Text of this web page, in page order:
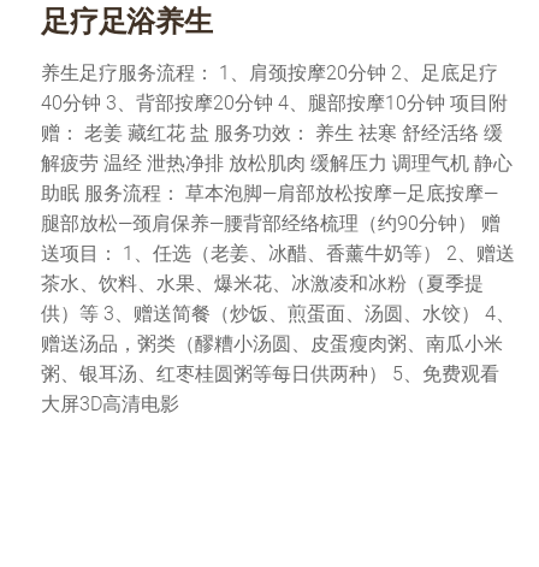
足疗足浴养生
养生足疗服务流程： 1、肩颈按摩20分钟 2、足底足疗
40分钟 3、背部按摩20分钟 4、腿部按摩10分钟 项目附
赠： 老姜 藏红花 盐 服务功效： 养生 祛寒 舒经活络 缓
解疲劳 温经 泄热净排 放松肌肉 缓解压力 调理气机 静心
助眠 服务流程： 草本泡脚—肩部放松按摩—足底按摩—
腿部放松—颈肩保养—腰背部经络梳理（约90分钟） 赠
送项目： 1、任选（老姜、冰醋、香薰牛奶等） 2、赠送
茶水、饮料、水果、爆米花、冰激凌和冰粉（夏季提
供）等 3、赠送简餐（炒饭、煎蛋面、汤圆、水饺） 4、
赠送汤品，粥类（醪糟小汤圆、皮蛋瘦肉粥、南瓜小米
粥、银耳汤、红枣桂圆粥等每日供两种） 5、免费观看
大屏3D高清电影